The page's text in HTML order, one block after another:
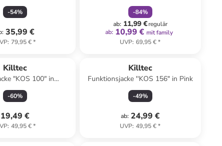
-54%
: 35,99 €
: 79,95 €*
-84%
ab: 11,99 €regulär
ab: 10,99 € mit family
UVP: 69,95 €*
Killtec
"KOS 100" in
Dunkelblau
-60%
19,49 €
: 49,95 €*
Killtec
Funktionsjacke ''KOS 156" in Pink
-49%
ab: 24,99 €
UVP: 49,95 €*